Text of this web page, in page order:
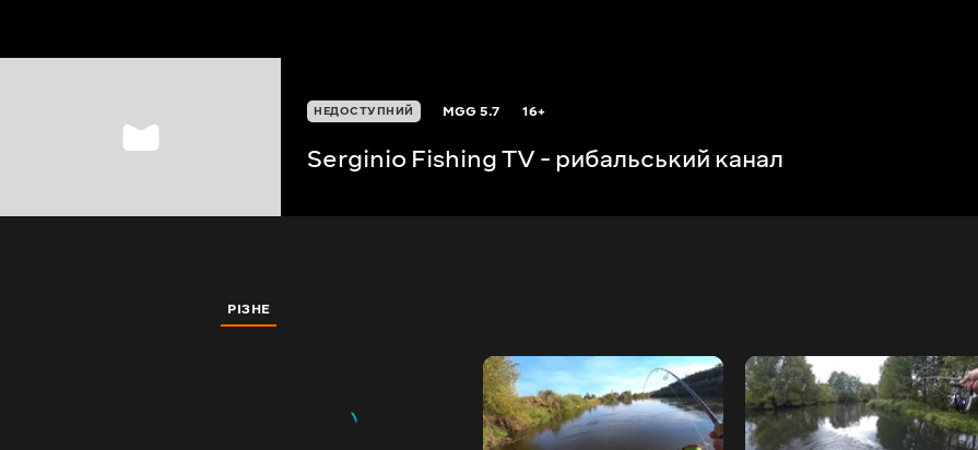
НЕДОСТУПНИЙ MGG5.7 16+
Serginio Fishing TV - рибальський канал
РІЗНЕ